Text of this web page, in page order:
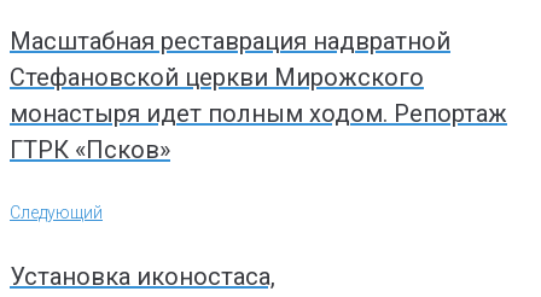
Масштабная реставрация надвратной
Стефановской церкви Мирожского
монастыря идет полным ходом. Репортаж
ГТРК «Псков»
Следующий
Следующий
Установка иконостаса,